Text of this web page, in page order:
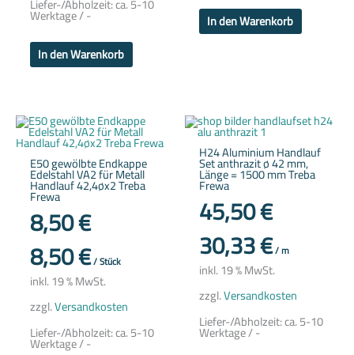
Liefer-/Abholzeit:ca. 5-10
Werktage / -
In den Warenkorb
In den Warenkorb
E50 gewölbte Endkappe
Edelstahl VA2 für Metall
Handlauf 42,4øx2 Treba
Frewa
8,50€
8,50€/Stück
inkl. 19 % MwSt.
zzgl.Versandkosten
Liefer-/Abholzeit:ca. 5-10
Werktage / -
H24 Aluminium Handlauf
Set anthrazit ø 42 mm,
Länge = 1500 mm Treba
Frewa
45,50€
30,33€/m
inkl. 19 % MwSt.
zzgl.Versandkosten
Liefer-/Abholzeit:ca. 5-10
Werktage / -